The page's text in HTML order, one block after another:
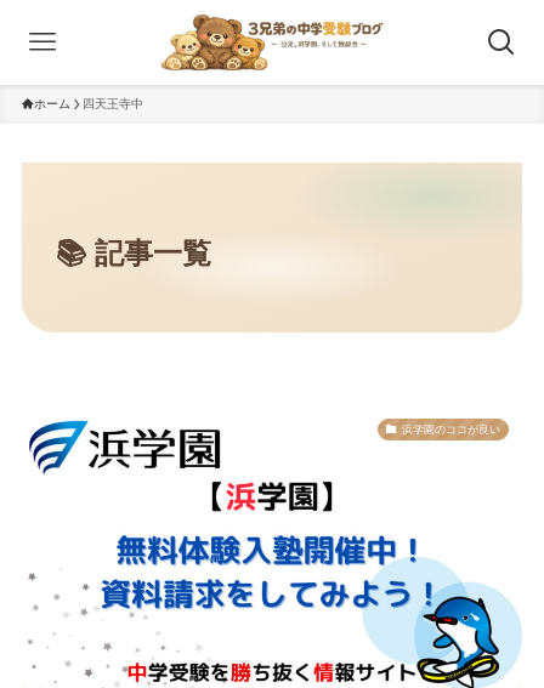
ホーム 四天王寺中
浜学園のココが良い